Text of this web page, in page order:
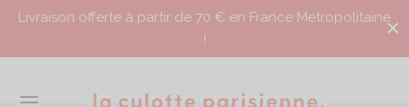
Livraison offerte à partir de 70 € en France Métropolitaine
!